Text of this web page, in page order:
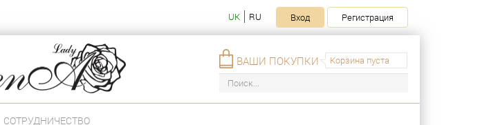
UK RU Вход Регистрация
Корзина пуста
ВАШИ ПОКУПКИ
СОТРУДНИЧЕСТВО